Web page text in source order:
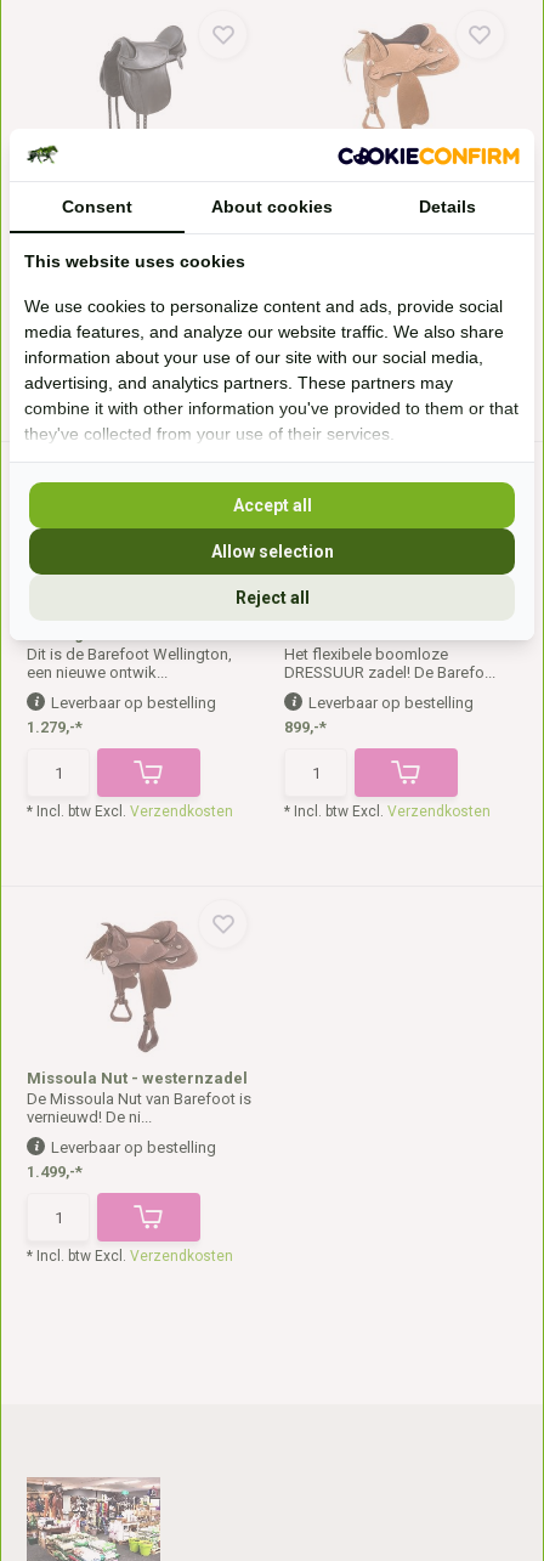
Het flexibele boomloze
DRESSUUR zadel! De Barefo...
Leverbaar op bestelling
* Incl. btw Excl.Verzendkosten
De Virginia Rose van Barefoot is
* Incl. btw Excl.Verzendkosten
Dit is de Barefoot Wellington,
een nieuwe ontwik...
Leverbaar op bestelling
1.279,-*
* Incl. btw Excl.Verzendkosten
Het flexibele boomloze
DRESSUUR zadel! De Barefo...
Leverbaar op bestelling
899,-*
* Incl. btw Excl. Verzendkosten
Missoula Nut - westernzadel
De Missoula Nut van Barefoot is
vernieuwd! De ni...
Leverbaar op bestelling
1.499,-*
* Incl. btw Excl.Verzendkosten
Consent About cookies Details
This website uses cookies
We use cookies to personalize content and ads, provide social
media features, and analyze our website traffic. We also share
information about your use of our site with our social media,
advertising, and analytics partners. These partners may
combine it with other information you've provided to them or that
they've collected from your use of their services.
Reject all
Allow selection
Accept all